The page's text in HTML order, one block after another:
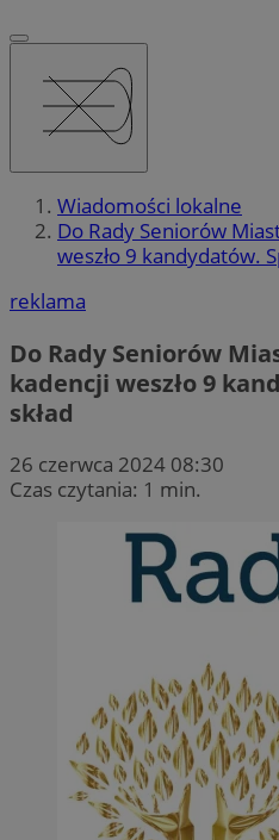
Wiadomości lokalne
Do Rady Seniorów
weszło 9 kandydatów.
reklama
Do Rady Seniorów
kadencji weszło 9
skład
26 czerwca 2024 08:30
Czas czytania: 1 min.